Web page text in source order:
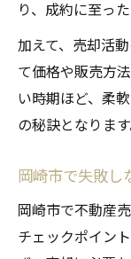
り、成約に至っ
加えて、売却活
て価格や販売方
い時期ほど、柔
の秘訣となります
岡崎市で失敗し
岡崎市で不動産
チェックポイン